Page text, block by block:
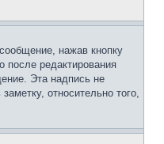
нажав кнопку
после редактирования
Эта надпись не
относительно того,